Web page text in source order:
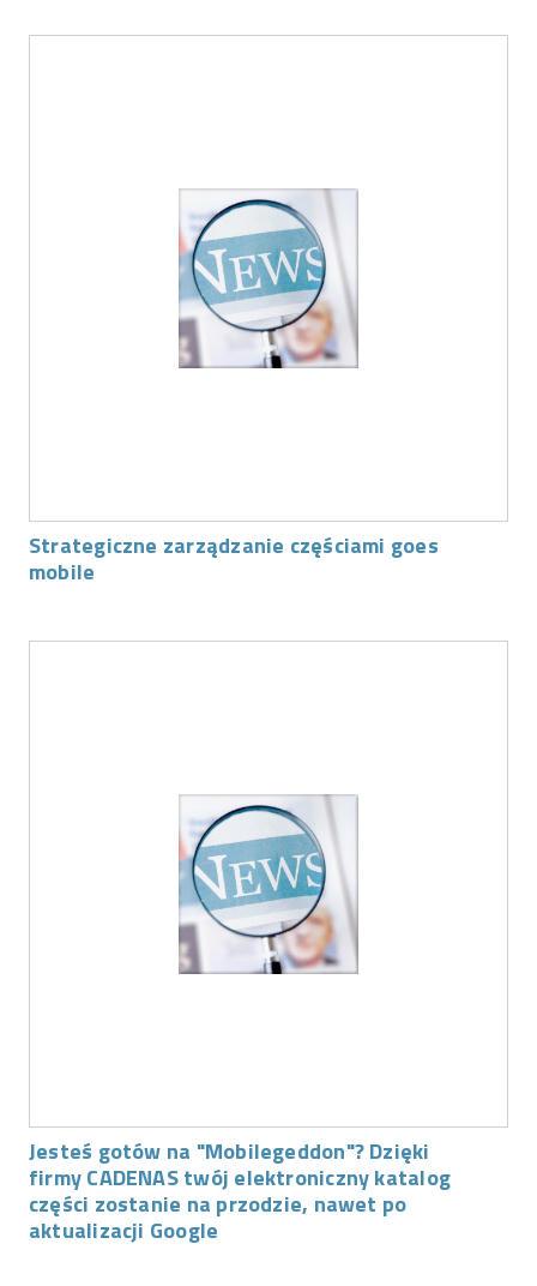
Strategiczne zarządzanie częściami goes
mobile
Jesteś gotów na "Mobilegeddon"? Dzięki
firmy CADENAS twój elektroniczny katalog
części zostanie na przodzie, nawet po
aktualizacji Google